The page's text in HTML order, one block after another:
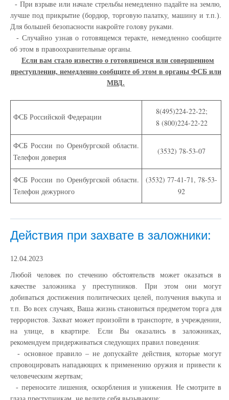
- При взрыве или начале стрельбы немедленно падайте на землю,
лучше под прикрытие (бордюр, торговую палатку, машину и т.п.).
Для большей безопасности накройте голову руками.
- Случайно узнав о готовящемся теракте, немедленно сообщите
об этом в правоохранительные органы.
Если вам стало известно о готовящемся или совершенном
преступлении, немедленно сообщите об этом в органы ФСБ или
МВД.
ФСБ Российской Федерации
8(495)224-22-22;
8 (800)224-22-22
ФСБ России по Оренбургской области.
Телефон доверия
(3532) 78-53-07
ФСБ России по Оренбургской области.
Телефон дежурного
(3532) 77-41-71, 78-53-
92
Действия при захвате в заложники:
12.04.2023
Любой человек по стечению обстоятельств может оказаться в
качестве заложника у преступников. При этом они могут
добиваться достижения политических целей, получения выкупа и
т.п. Во всех случаях, Ваша жизнь становиться предметом торга для
террористов. Захват может произойти в транспорте, в учреждении,
на улице, в квартире. Если Вы оказались в заложниках,
рекомендуем придерживаться следующих правил поведения:
- основное правило – не допускайте действия, которые могут
спровоцировать нападающих к применению оружия и привести к
человеческим жертвам;
- переносите лишения, оскорбления и унижения. Не смотрите в